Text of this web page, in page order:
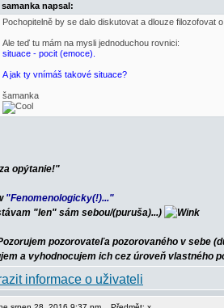
samanka napsal:
Pochopitelně by se dalo diskutovat a dlouze filozofovat
Ale teď tu mám na mysli jednoduchou rovnici:
situace - pocit (emoce).
A jak ty vnímáš takové situace?
šamanka
opýtanie!"
"Fenomenologicky(!)..."
"len" sám sebou/(puruša)...)
pozorovateľa pozorovaného v sebe
a vyhodnocujem ich cez úroveň vlastného